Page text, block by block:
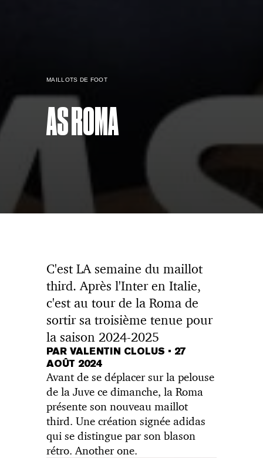
MAILLOTS DE FOOT
AS ROMA
C'est LA semaine du maillot
third. Après l'Inter en Italie,
c'est au tour de la Roma de
sortir sa troisième tenue pour
la saison 2024-2025
PAR VALENTIN CLOLUS • 27
AOÛT 2024
Avant de se déplacer sur la pelouse
de la Juve ce dimanche, la Roma
présente son nouveau maillot
third. Une création signée adidas
qui se distingue par son blason
rétro. Another one.